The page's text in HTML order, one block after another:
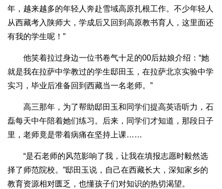
年，越来越多的年轻人奔赴雪域高原扎根工作。不少年轻人
从西藏考入陕师大，学成后又回到高原教书育人，这里面还
有我的学生呢！”
他笑着拉过身边一位书卷气十足的00后姑娘介绍：“她
就是我在拉萨中学教过的学生邸田玉，在拉萨北京实验中学
实习，毕业后准备回到西藏当一名老师。”
高三那年，为了帮助邸田玉和同学们提高英语听力，石
磊每天中午陪着她们练习。后来，同学们才知道，那段日子
里，老师竟是带着病痛在坚持上课……
“是石老师的风范影响了我，让我在填报志愿时毅然选
择了师范院校。”邸田玉说，自己在西藏长大，深知家乡的
教育资源相对匮乏，也懂孩子们对知识的热切渴望。